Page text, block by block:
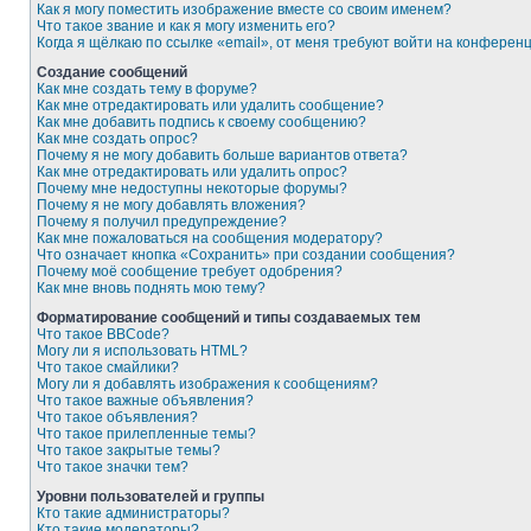
Как я могу поместить изображение вместе со своим именем?
Что такое звание и как я могу изменить его?
Когда я щёлкаю по ссылке «email», от меня требуют войти на
Создание сообщений
Как мне создать тему в форуме?
Как мне отредактировать или удалить сообщение?
Как мне добавить подпись к своему сообщению?
Как мне создать опрос?
Почему я не могу добавить больше вариантов ответа?
Как мне отредактировать или удалить опрос?
Почему мне недоступны некоторые форумы?
Почему я не могу добавлять вложения?
Почему я получил предупреждение?
Как мне пожаловаться на сообщения модератору?
Что означает кнопка «Сохранить» при создании сообщения?
Почему моё сообщение требует одобрения?
Как мне вновь поднять мою тему?
Форматирование сообщений и типы создаваемых тем
Что такое BBCode?
Могу ли я использовать HTML?
Что такое смайлики?
Могу ли я добавлять изображения к сообщениям?
Что такое важные объявления?
Что такое объявления?
Что такое прилепленные темы?
Что такое закрытые темы?
Что такое значки тем?
Уровни пользователей и группы
Кто такие администраторы?